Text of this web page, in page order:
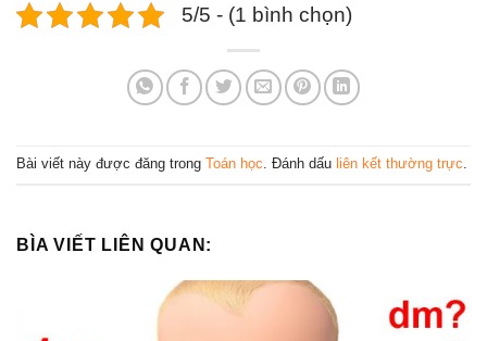
5/5 - (1 bình chọn)
Bài viết này được đăng trong Toán học. Đánh dấu liên kết thường trực.
BÌA VIẾT LIÊN QUAN: